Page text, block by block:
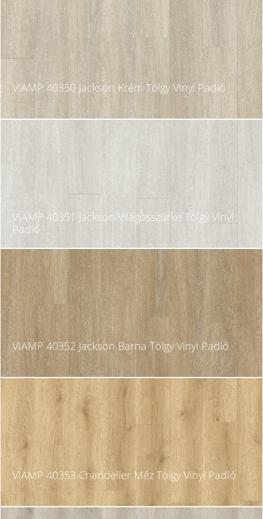
VIAMP 40350 Jackson Krém Tölgy Vinyl Padló
VIAMP 40351 Jackson Világosszürke Tölgy Vinyl
Padló
VIAMP 40352 Jackson Barna Tölgy Vinyl Padló
VIAMP 40353 Chandelier Méz Tölgy Vinyl Padló